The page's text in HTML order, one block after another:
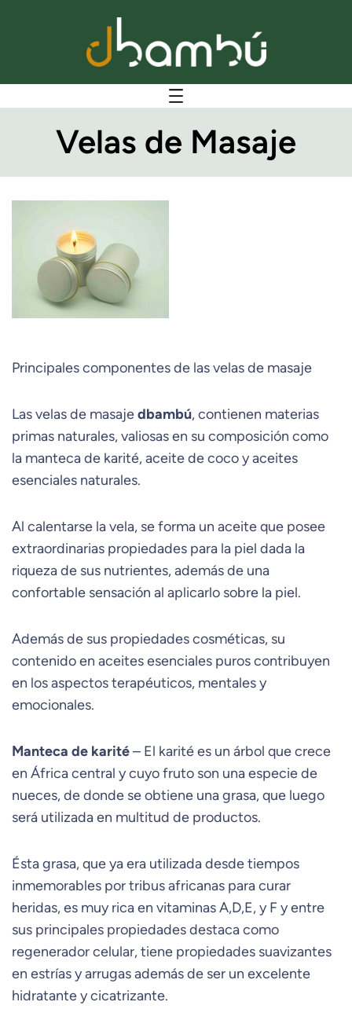
Velas de Masaje
Principales componentes de las velas de masaje
Las velas de masajedbambú, contienen materias
primas naturales, valiosas en su composición como
la manteca de karité, aceite de coco y aceites
esenciales naturales.
Al calentarse la vela, se forma un aceite que posee
extraordinarias propiedades para la piel dada la
riqueza de sus nutrientes, además de una
confortable sensación al aplicarlo sobre la piel.
Además de sus propiedades cosméticas, su
contenido en aceites esenciales puros contribuyen
en los aspectos terapéuticos, mentales y
emocionales.
Manteca de karité– El karité es un árbol que crece
en África central y cuyo fruto son una especie de
nueces, de donde se obtiene una grasa, que luego
será utilizada en multitud de productos.
Ésta grasa, que ya era utilizada desde tiempos
inmemorables por tribus africanas para curar
heridas, es muy rica en vitaminas A,D,E, y F y entre
sus principales propiedades destaca como
regenerador celular, tiene propiedades suavizantes
en estrías y arrugas además de ser un excelente
hidratante y cicatrizante.